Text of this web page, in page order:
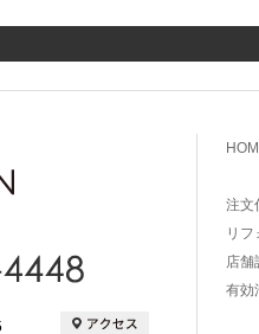
注文
リ
店舗
有効